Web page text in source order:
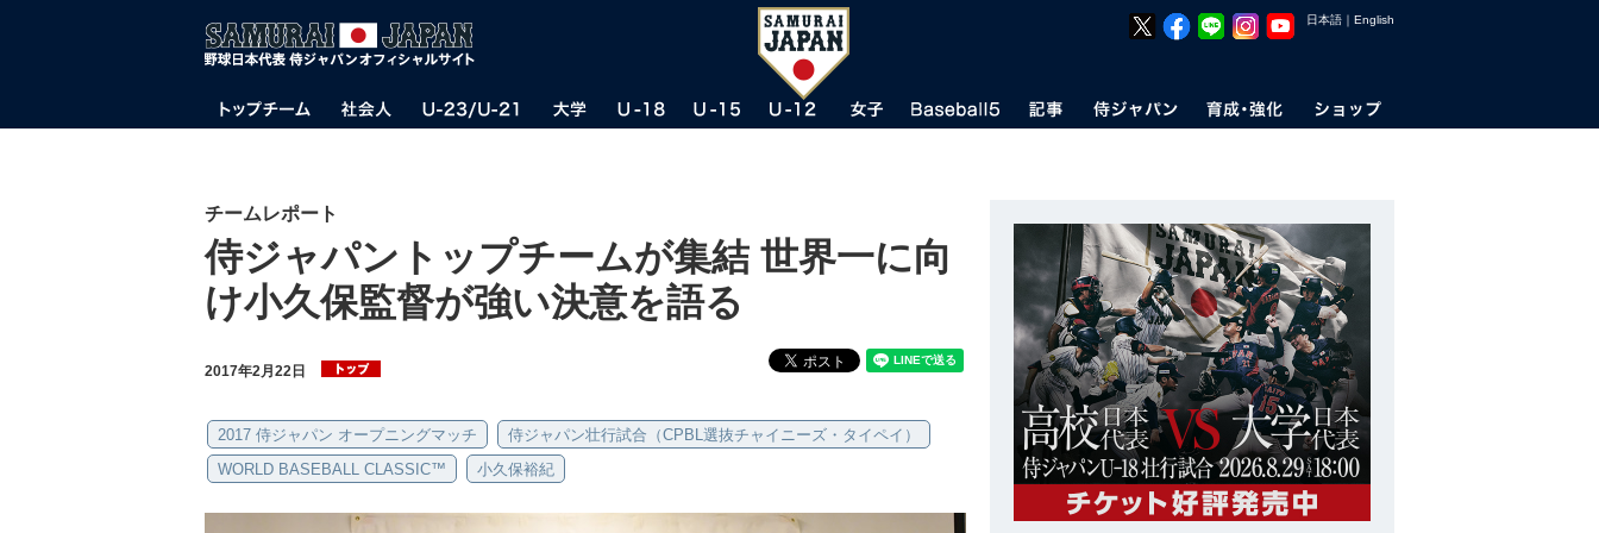
日本語 ｜ English
チームレポート
侍ジャパントップチームが集結 世界一に向
け小久保監督が強い決意を語る
2017年2月22日
2017 侍ジャパン オープニングマッチ
侍ジャパン壮行試合（CPBL選抜チャイニーズ・タイペイ）
WORLD BASEBALL CLASSIC™
小久保裕紀